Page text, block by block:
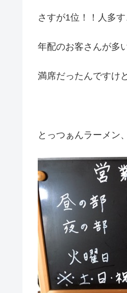
さすが1位！！人多す
年配のお客さんが多
満席だったんですけ
とっつぁんラーメン